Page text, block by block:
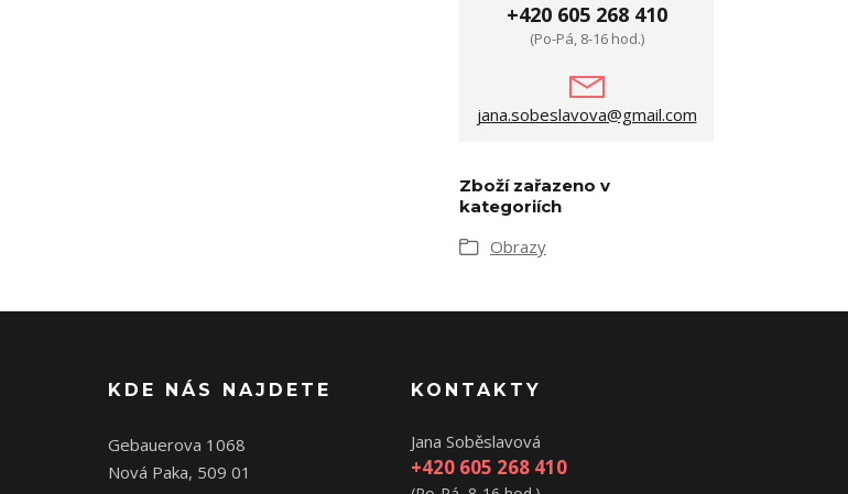
+420 605 268 410
(Po-Pá, 8-16 hod.)
jana.sobeslavova@gmail.com
Zboží zařazeno v
kategoriích
Obrazy
KDE NÁS NAJDETE
Gebauerova 1068
Nová Paka, 509 01
KONTAKTY
Jana Soběslavová
+420 605 268 410